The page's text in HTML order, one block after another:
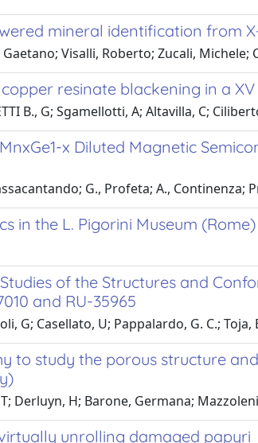
mineral identification from
Visalli, Roberto; Zucali, Michele;
resinate blackening in a
B., G; Sgamellotti, A; Altavilla, C;
x Diluted Magnetic
G., Profeta; A., Continenza;
in the L. Pigorini Museum (Rome)
of the Structures and
and RU-35965
G; Casellato, U; Pappalardo, G. C.; Toja,
to study the porous structure
Derluyn, H; Barone, Germana;
unrolling damaged papyri